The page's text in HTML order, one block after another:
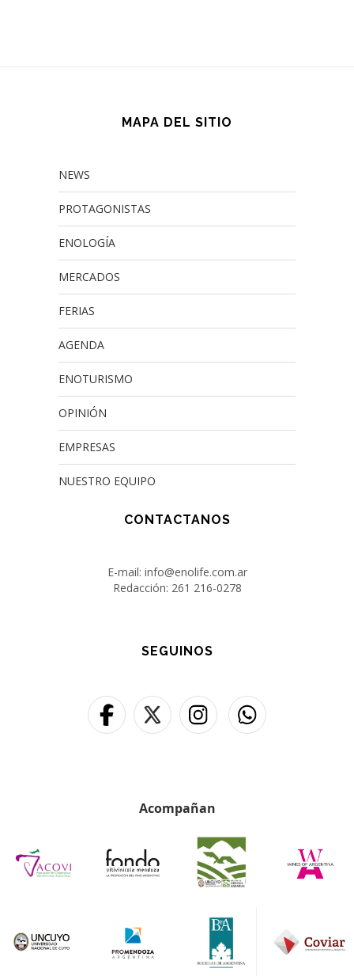
MAPA DEL SITIO
NEWS
PROTAGONISTAS
ENOLOGÍA
MERCADOS
FERIAS
AGENDA
ENOTURISMO
OPINIÓN
EMPRESAS
NUESTRO EQUIPO
CONTACTANOS
E-mail: info@enolife.com.ar
Redacción: 261 216-0278
SEGUINOS
Acompañan